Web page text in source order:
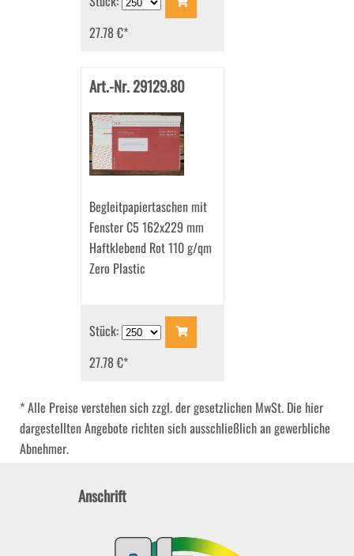
27.78 €*
Art.-Nr. 29129.80
Begleitpapiertaschen mit
Fenster C5 162x229 mm
Haftklebend Rot 110 g/qm
Zero Plastic
Stück:
27.78 €*
* Alle Preise verstehen sich zzgl. der gesetzlichen MwSt. Die hier
dargestellten Angebote richten sich ausschließlich an gewerbliche
Abnehmer.
Anschrift